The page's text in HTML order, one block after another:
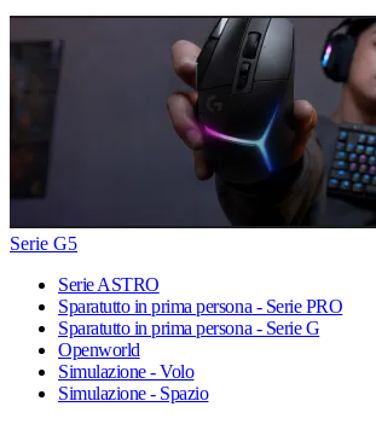
Serie G5
Serie ASTRO
Sparatutto in prima persona - Serie PRO
Sparatutto in prima persona - Serie G
Openworld
Simulazione - Volo
Simulazione - Spazio